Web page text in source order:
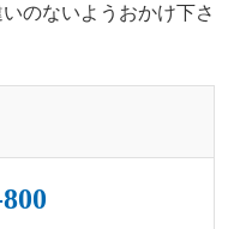
のないようおかけ下さ